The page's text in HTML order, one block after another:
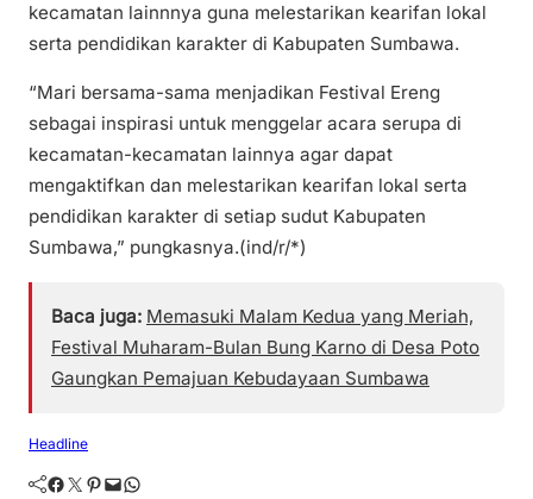
kecamatan lainnnya guna melestarikan kearifan lokal
serta pendidikan karakter di Kabupaten Sumbawa.
“Mari bersama-sama menjadikan Festival Ereng
sebagai inspirasi untuk menggelar acara serupa di
kecamatan-kecamatan lainnya agar dapat
mengaktifkan dan melestarikan kearifan lokal serta
pendidikan karakter di setiap sudut Kabupaten
Sumbawa,” pungkasnya.(ind/r/*)
Baca juga: Memasuki Malam Kedua yang Meriah,
Festival Muharam-Bulan Bung Karno di Desa Poto
Gaungkan Pemajuan Kebudayaan Sumbawa
Headline
Facebook Twitter Pinterest Mail WhatsApp